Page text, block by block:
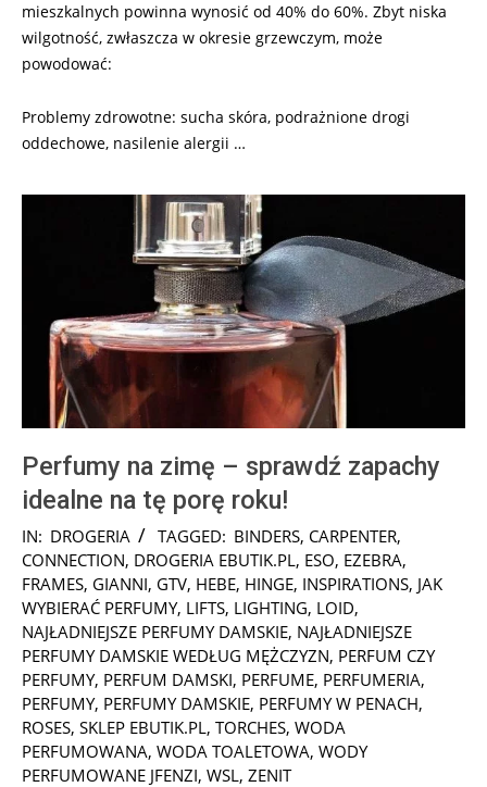
mieszkalnych powinna wynosić od 40% do 60%. Zbyt niska
wilgotność, zwłaszcza w okresie grzewczym, może
powodować:
Problemy zdrowotne: sucha skóra, podrażnione drogi
oddechowe, nasilenie alergii …
Perfumy na zimę – sprawdź zapachy
idealne na tę porę roku!
2024-
11-
25
IN: DROGERIA TAGGED: BINDERS, CARPENTER,
CONNECTION, DROGERIA EBUTIK.PL, ESO, EZEBRA,
FRAMES, GIANNI, GTV, HEBE, HINGE, INSPIRATIONS, JAK
WYBIERAĆ PERFUMY, LIFTS, LIGHTING, LOID,
NAJŁADNIEJSZE PERFUMY DAMSKIE, NAJŁADNIEJSZE
PERFUMY DAMSKIE WEDŁUG MĘŻCZYZN, PERFUM CZY
PERFUMY, PERFUM DAMSKI, PERFUME, PERFUMERIA,
PERFUMY, PERFUMY DAMSKIE, PERFUMY W PENACH,
ROSES, SKLEP EBUTIK.PL, TORCHES, WODA
PERFUMOWANA, WODA TOALETOWA, WODY
PERFUMOWANE JFENZI, WSL, ZENIT